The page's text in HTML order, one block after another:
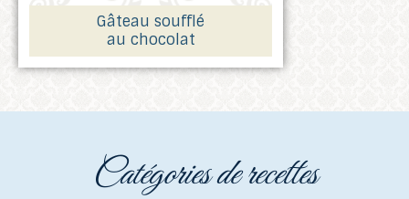
Gâteau soufflé
au chocolat
catégories de recettes